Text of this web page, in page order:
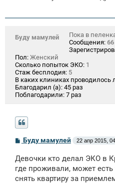
Буду мамулей
Пока в
Сообщения: 66
Пол: Женский
Сколько попыток ЭКО: 1
Стаж бесплодия: 5
В каких клиниках проводилось
Благодарил (а): 45 раз
Поблагодарили: 7 раз
С
б
щ
е
н
Буду мамулей 22 апр 2015,
Девочки кто делал ЭКО в
где проживали, может
снять квартиру за